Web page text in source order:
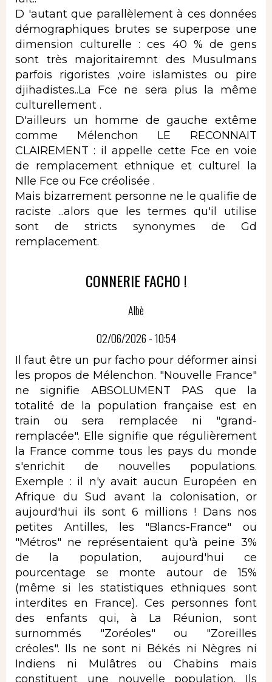
D 'autant que parallèlement à ces données
démographiques brutes se superpose une
dimension culturelle : ces 40 % de gens
sont très majoritairemnt des Musulmans
parfois rigoristes ,voire islamistes ou pire
djihadistes..La Fce ne sera plus la même
culturellement .
D'ailleurs un homme de gauche extême
comme Mélenchon LE RECONNAIT
CLAIREMENT : il appelle cette Fce en voie
de remplacement ethnique et culturel la
Nlle Fce ou Fce créolisée .
Mais bizarrement personne ne le qualifie de
raciste ...alors que les termes qu'il utilise
sont de stricts synonymes de Gd
remplacement.
CONNERIE FACHO !
Albè
02/06/2026 - 10:54
Il faut être un pur facho pour déformer ainsi
les propos de Mélenchon. "Nouvelle France"
ne signifie ABSOLUMENT PAS que la
totalité de la population française est en
train ou sera remplacée ni "grand-
remplacée". Elle signifie que régulièrement
la France comme tous les pays du monde
s'enrichit de nouvelles populations.
Exemple : il n'y avait aucun Européen en
Afrique du Sud avant la colonisation, or
aujourd'hui ils sont 6 millions ! Dans nos
petites Antilles, les "Blancs-France" ou
"Métros" ne représentaient qu'à peine 3%
de la population, aujourd'hui ce
pourcentage se monte autour de 15%
(même si les statistiques ethniques sont
interdites en France). Ces personnes font
des enfants qui, à La Réunion, sont
surnommés "Zoréoles" ou "Zoreilles
créoles". Ils ne sont ni Békés ni Nègres ni
Indiens ni Mulâtres ou Chabins mais
constituent une nouvelle population. Ils